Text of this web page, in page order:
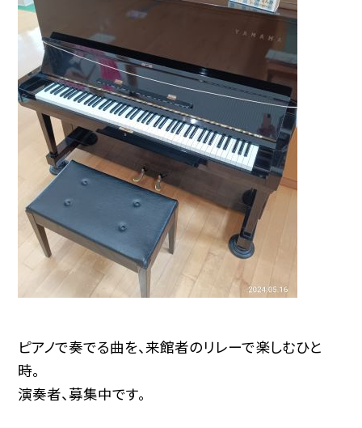
ピアノで奏でる曲を、来館者のリレーで楽しむひと
時。
演奏者、募集中です。